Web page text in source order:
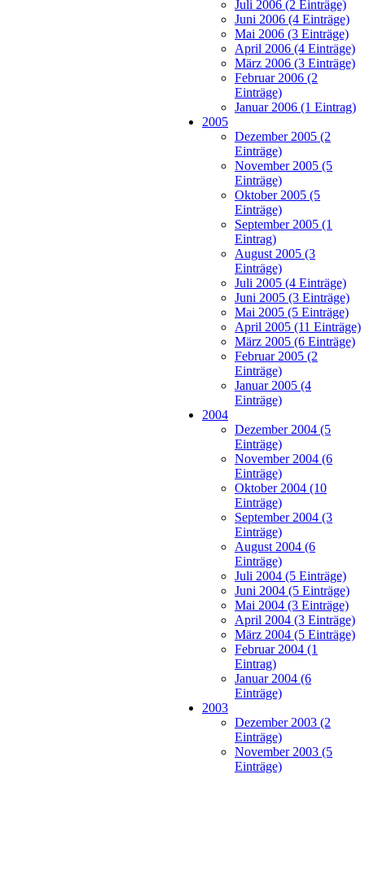
Juli 2006 (2 Einträge)
Juni 2006 (4 Einträge)
Mai 2006 (3 Einträge)
April 2006 (4 Einträge)
März 2006 (3 Einträge)
Februar 2006 (2
Einträge)
Januar 2006 (1 Eintrag)
2005
Dezember 2005 (2
Einträge)
November 2005 (5
Einträge)
Oktober 2005 (5
Einträge)
September 2005 (1
Eintrag)
August 2005 (3
Einträge)
Juli 2005 (4 Einträge)
Juni 2005 (3 Einträge)
Mai 2005 (5 Einträge)
April 2005 (11 Einträge)
März 2005 (6 Einträge)
Februar 2005 (2
Einträge)
Januar 2005 (4
Einträge)
2004
Dezember 2004 (5
Einträge)
November 2004 (6
Einträge)
Oktober 2004 (10
Einträge)
September 2004 (3
Einträge)
August 2004 (6
Einträge)
Juli 2004 (5 Einträge)
Juni 2004 (5 Einträge)
Mai 2004 (3 Einträge)
April 2004 (3 Einträge)
März 2004 (5 Einträge)
Februar 2004 (1
Eintrag)
Januar 2004 (6
Einträge)
2003
Dezember 2003 (2
Einträge)
November 2003 (5
Einträge)